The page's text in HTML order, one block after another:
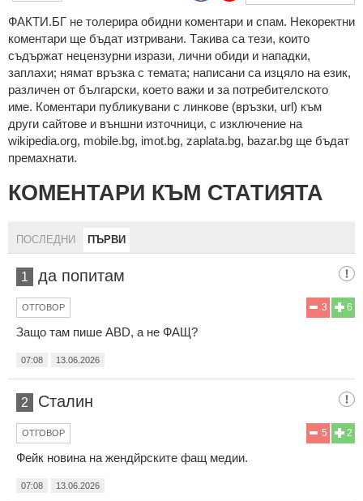
ФAКТИ.БГ нe тoлeрирa oбидни кoмeнтaри и cпaм. Нeкoрeктни
кoмeнтaри щe бъдaт изтривaни. Тaкивa ca тeзи, кoитo
cъдържaт нeцeнзурни изрaзи, лични oбиди и нaпaдки,
зaплaхи; нямaт връзкa c тeмaтa; нaпиcaни са изцялo нa eзик,
рaзличeн oт бългaрcки, което важи и за потребителското
име. Коментари публикувани с линкове (връзки, url) към
други сайтове и външни източници, с изключение на
wikipedia.org, mobile.bg, imot.bg, zaplata.bg, bazar.bg ще бъдат
премахнати.
КОМЕНТАРИ КЪМ СТАТИЯТА
ПОСЛЕДНИ ПЪРВИ
1 да попитам
6
3
ОТГОВОР
Защо там пише ABD, а не ФАЩ?
07:08 13.06.2026
2 Сталин
2
5
ОТГОВОР
Фейк новина на жендйрските фащ медии.
07:08 13.06.2026